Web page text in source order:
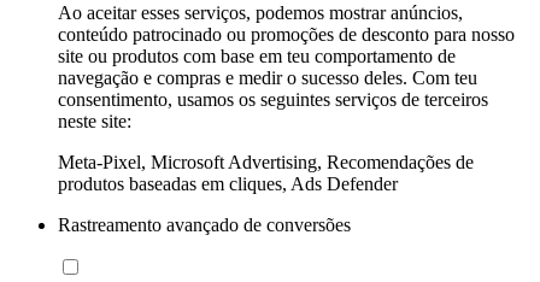
Ao aceitar esses serviços, podemos mostrar anúncios,
conteúdo patrocinado ou promoções de desconto para nosso
site ou produtos com base em teu comportamento de
navegação e compras e medir o sucesso deles. Com teu
consentimento, usamos os seguintes serviços de terceiros
neste site:
Meta-Pixel, Microsoft Advertising, Recomendações de
produtos baseadas em cliques, Ads Defender
Rastreamento avançado de conversões